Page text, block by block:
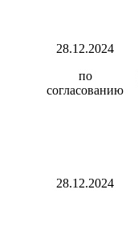
28.12.2024
по
согласованию
28.12.2024